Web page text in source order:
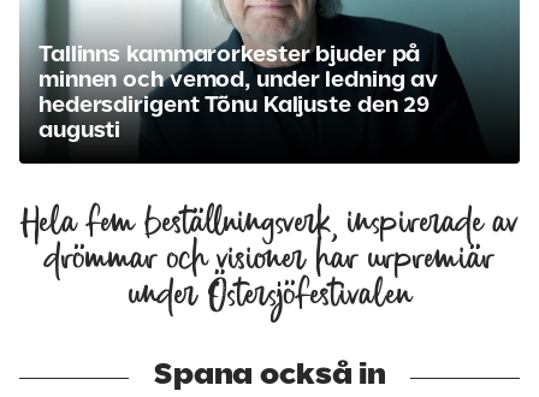
Tallinns kammarorkester bjuder på
minnen och vemod, under ledning av
hedersdirigent Tõnu Kaljuste den 29
augusti
Hela fem beställningsverk, inspirerade av
drömmar och visioner har urpremiär
under Östersjöfestivalen
Spana också in